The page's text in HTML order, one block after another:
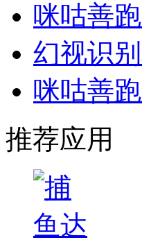
咪咕善
幻视识
咪咕善
推荐应用